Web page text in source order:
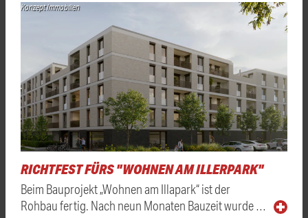
Konzept Immobilien
RICHTFEST FÜRS "WOHNEN AM ILLERPARK"
Beim Bauprojekt „Wohnen am Illapark“ ist der
Rohbau fertig. Nach neun Monaten Bauzeit wurde …